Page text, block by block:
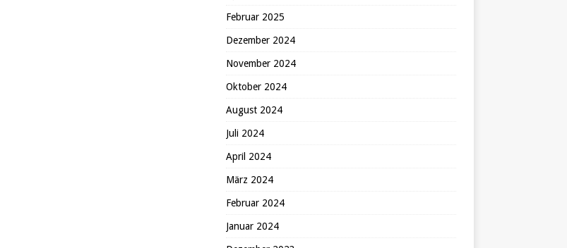
Februar 2025
Dezember 2024
November 2024
Oktober 2024
August 2024
Juli 2024
April 2024
März 2024
Februar 2024
Januar 2024